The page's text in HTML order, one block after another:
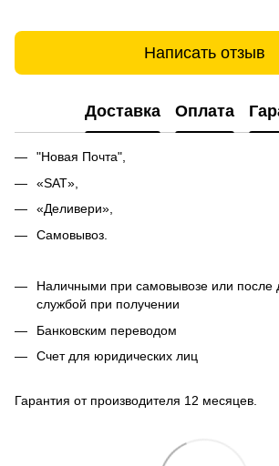
Написать отзыв
Доставка Оплата
"Новая Почта",
«SAT»,
«Деливери»,
Самовывоз.
Наличными при самовывозе или после
службой при получении
Банковским переводом
Счет для юридических лиц
Гарантия от производителя 12 месяцев.